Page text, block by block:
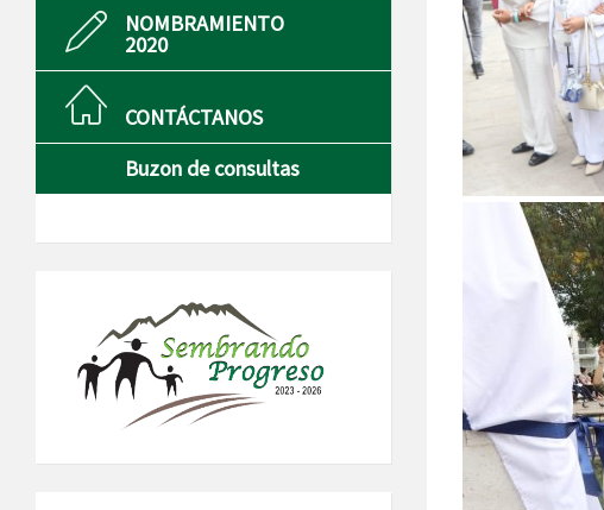
NOMBRAMIENTO
2020
CONTÁCTANOS
Buzon de consultas